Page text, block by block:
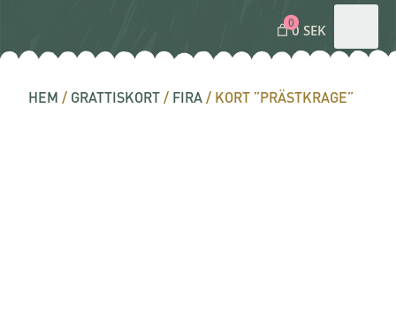
00 SEK
HEM / GRATTISKORT / FIRA / KORT ”PRÄSTKRAGE”